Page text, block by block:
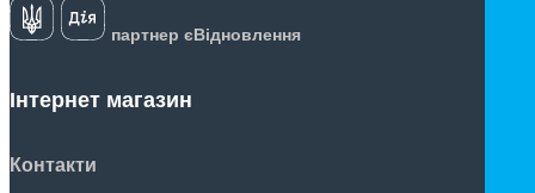
партнер єВідновлення
Інтернет магазин
Контакти